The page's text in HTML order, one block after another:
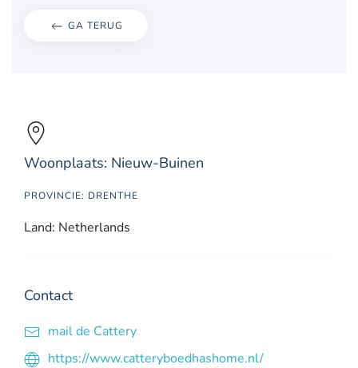
GA TERUG
Woonplaats: Nieuw-Buinen
PROVINCIE: DRENTHE
Land: Netherlands
Contact
mail de Cattery
https://www.catteryboedhashome.nl/